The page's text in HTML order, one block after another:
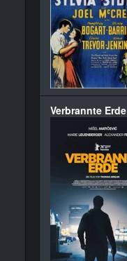
Verbrannte Erde